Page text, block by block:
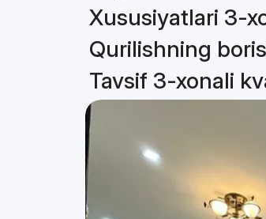
Xususiyatlari 3-
Qurilishning
Tavsif 3-xonali